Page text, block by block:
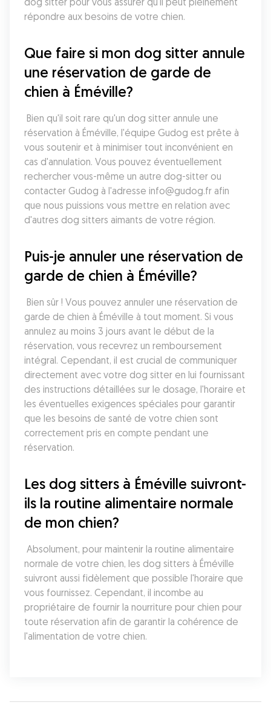
répondre aux besoins de votre chien.
Que faire si mon dog sitter annule
une réservation de garde de
chien à Éméville?
réservation à Éméville, l'équipe Gudog est prête à
vous soutenir et à minimiser tout inconvénient en
cas d'annulation. Vous pouvez éventuellement
rechercher vous-même un autre dog-sitter ou
contacter Gudog à l'adresse info@gudog.fr afin
que nous puissions vous mettre en relation avec
d'autres dog sitters aimants de votre région.
Puis-je annuler une réservation de
garde de chien à Éméville?
garde de chien à Éméville à tout moment. Si vous
annulez au moins 3 jours avant le début de la
réservation, vous recevrez un remboursement
intégral. Cependant, il est crucial de communiquer
directement avec votre dog sitter en lui fournissant
des instructions détaillées sur le dosage, l'horaire et
les éventuelles exigences spéciales pour garantir
que les besoins de santé de votre chien sont
correctement pris en compte pendant une
réservation.
Les dog sitters à Éméville suivront-
ils la routine alimentaire normale
de mon chien?
normale de votre chien, les dog sitters à Éméville
suivront aussi fidèlement que possible l'horaire que
vous fournissez. Cependant, il incombe au
propriétaire de fournir la nourriture pour chien pour
toute réservation afin de garantir la cohérence de
l'alimentation de votre chien.